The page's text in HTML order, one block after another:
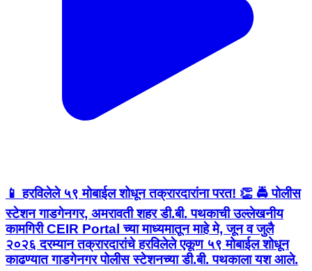
📱 हरविलेले ५९ मोबाईल शोधून तक्रारदारांना परत! 👏 🚔 पोलीस
स्टेशन गाडगेनगर, अमरावती शहर डी.बी. पथकाची उल्लेखनीय
कामगिरी CEIR Portal च्या माध्यमातून माहे मे, जून व जुलै
२०२६ दरम्यान तक्रारदारांचे हरविलेले एकूण ५९ मोबाईल शोधून
काढण्यात गाडगेनगर पोलीस स्टेशनच्या डी.बी. पथकाला यश आले.